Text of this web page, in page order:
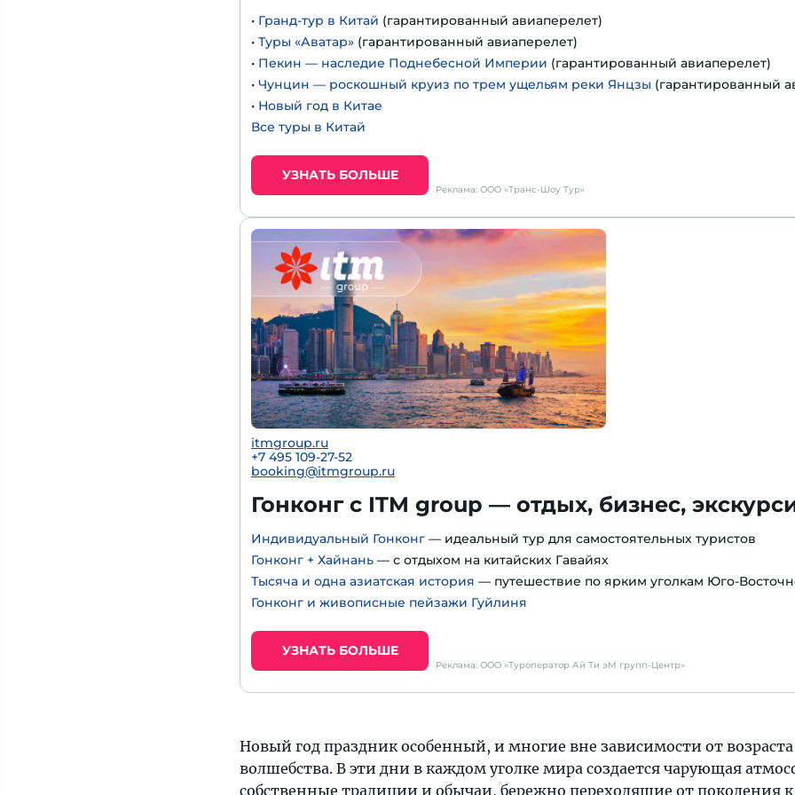
• Гранд-тур в Китай (гарантированный авиаперелет)
• Туры «Аватар» (гарантированный авиаперелет)
• Пекин — наследие Поднебесной Империи (гарантированный авиаперелет)
• Чунцин — роскошный круиз по трем ущельям реки Янцзы (гарантированный
• Новый год в Китае
Все туры в Китай
УЗНАТЬ БОЛЬШЕ
Реклама: ООО «Транс-Шоу Тур»
itmgroup.ru
+7 495 109-27-52
booking@itmgroup.ru
Гонконг с ITM group — отдых, бизнес,
Индивидуальный Гонконг — идеальный тур для самостоятельных туристов
Гонконг + Хайнань — с отдыхом на китайских Гавайях
Тысяча и одна азиатская история — путешествие по ярким уголкам Юго-
Гонконг и живописные пейзажи Гуйлиня
УЗНАТЬ БОЛЬШЕ
Реклама: ООО «Туроператор Ай Ти эМ групп-Центр»
Новый год праздник особенный, и многие вне зависимости от
волшебства. В эти дни в каждом уголке мира создается чарующая
собственные традиции и обычаи, бережно переходящие от поколения